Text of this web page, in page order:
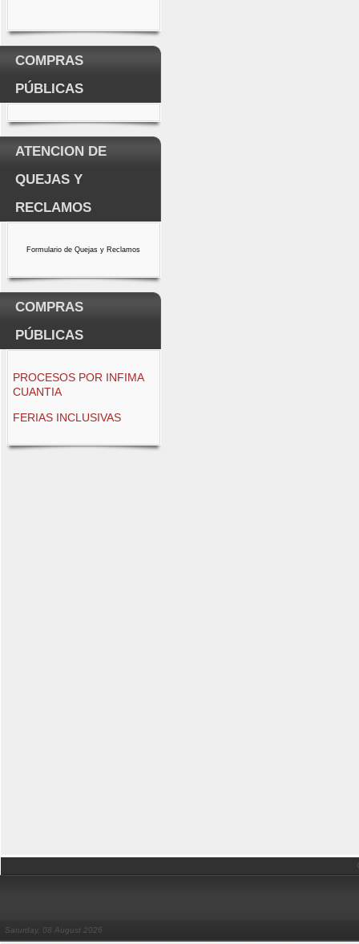
COMPRAS
PÚBLICAS
ATENCION DE
QUEJAS Y
RECLAMOS
Formulario de Quejas y Reclamos
COMPRAS
PÚBLICAS
PROCESOS POR INFIMA
CUANTIA
FERIAS INCLUSIVAS
Saturday, 08 August 2026